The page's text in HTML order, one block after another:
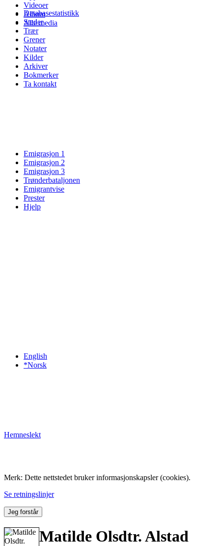
Videoer
Album
Alle media
Databasestatistikk
Steder
Trær
Grener
Notater
Kilder
Arkiver
Bokmerker
Ta kontakt
Emigrasjon 1
Emigrasjon 2
Emigrasjon 3
Trønderbataljonen
Emigrantvise
Prester
Hjelp
English
*Norsk
Hemneslekt
Merk: Dette nettstedet bruker informasjonskapsler (cookies).
Se retningslinjer
Jeg forstår
Matilde Olsdtr. Alstad